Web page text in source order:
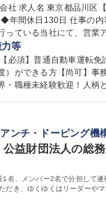
ント】未経
の内容 樹脂板や建築資材など
っている当社にて、営業
やWebデータの出力、各
務を担当します。 ■受注・発注業務
発注データのプリント
依頼等 ■納品書・請求書
休日130日
等
必須】普通自動車運転免
）ができる方【尚可】事
職種未経験歓迎！人柄
軟に対応できる方、約束
。高度なPCスキルや関数
いるため、安心してお仕
ンチ・ドーピング機
公益財団法人の総
名、メンバー2名で分担して
だき、ゆくゆくはリーダーや
います。